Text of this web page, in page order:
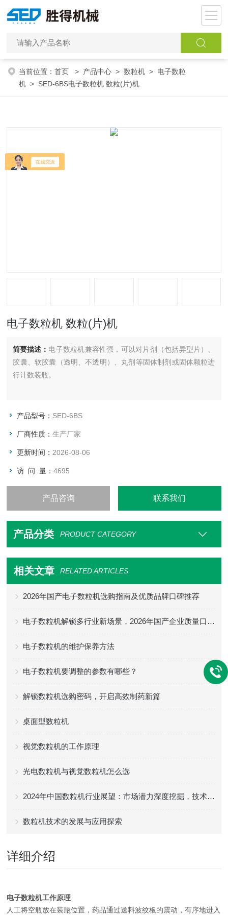
当前位置：首页 > 产品中心 >数粒机 > 电子数粒
机 > SED-6BS电子数粒机 数粒(片)机
电子数粒机 数粒(片)机
简要描述： 电子数粒机兼容性强，可以对片剂（包括异型片）、
胶囊、软胶囊（透明、不透明）、丸剂等固体制剂或固体颗粒进
行计数装瓶。
产品型号： SED-6BS
厂商性质：生产厂家
更新时间： 2026-08-06
访 问 量：4695
产品咨询 联系我们
产品分类 PRODUCT CATEGORY
相关文章 RELATED ARTICLES
2026年国产电子数粒机选购指南及优质品牌口碑推荐
电子数粒机解锁多行业新场景，2026年国产企业质量口碑如何选？
电子数粒机的维护保养方法
电子数粒机要调整的参数有哪些？
解锁数粒机选购密码，开启高效制药新篇
桌面型数粒机
视觉数粒机的工作原理
光电数粒机与视觉数粒机怎么选
2024年中国数粒机行业展望：市场潜力深度挖掘，技术创新是潮流
数粒机技术的发展与应用探索
详细介绍
电子数粒机工作原理
人工将空瓶放在装瓶位置，药品通过送料波纹板的震动，有序地进入